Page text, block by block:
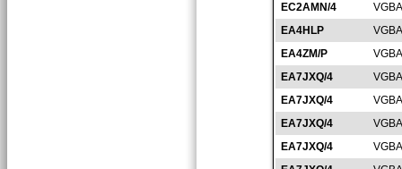
EC2AMN/4
EA4HLP
EA4ZM/P
EA7JXQ/4
EA7JXQ/4
EA7JXQ/4
EA7JXQ/4